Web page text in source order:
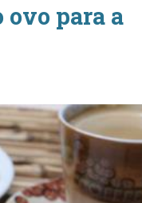
ovo para a